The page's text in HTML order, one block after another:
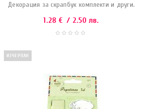
Декорация за скрапбук комплекти и други.
1.28 € / 2.50 лв.
ИЗЧЕРПАН